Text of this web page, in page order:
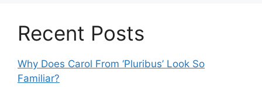
Recent Posts
Why Does Carol From ‘Pluribus’ Look So
Familiar?